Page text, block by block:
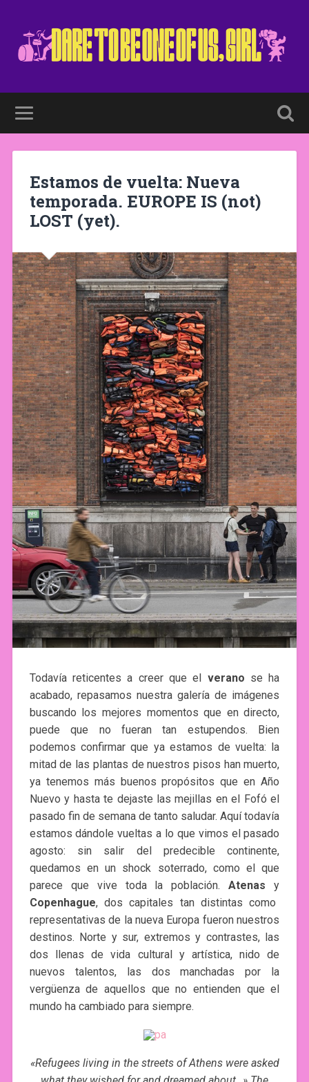
Estamos de vuelta: Nueva
temporada. EUROPE IS (not)
LOST (yet).
Todavía reticentes a creer que el verano se ha
acabado, repasamos nuestra galería de imágenes
buscando los mejores momentos que en directo,
puede que no fueran tan estupendos. Bien
podemos confirmar que ya estamos de vuelta: la
mitad de las plantas de nuestros pisos han muerto,
ya tenemos más buenos propósitos que en Año
Nuevo y hasta te dejaste las mejillas en el Fofó el
pasado fin de semana de tanto saludar. Aquí todavía
estamos dándole vueltas a lo que vimos el pasado
agosto: sin salir del predecible continente,
quedamos en un shock soterrado, como el que
parece que vive toda la población.Atenas y
Copenhague, dos capitales tan distintas como
representativas de la nueva Europa fueron nuestros
destinos. Norte y sur, extremos y contrastes, las
dos llenas de vida cultural y artística, nido de
nuevos talentos, las dos manchadas por la
vergüenza de aquellos que no entienden que el
mundo ha cambiado para siempre.
«Refugees living in the streets of Athens were asked